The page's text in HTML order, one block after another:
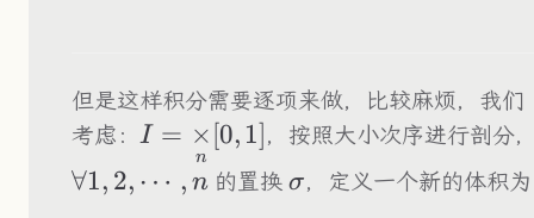
但是这样积分需要逐项来做，比较麻烦，我们
考虑： I=\underset{n}
{\times}[0,1]
I =
n
×[0, 1]，按照大小次序进行剖分
∀1, 2, ⋯ , n 的置换\sigma
σ，定义一个新的体积为